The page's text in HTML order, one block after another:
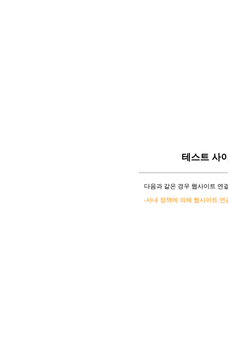
테스트 사
다음과 같은 경우 웹사이트 연
-사내 정책에 의해 웹사이트